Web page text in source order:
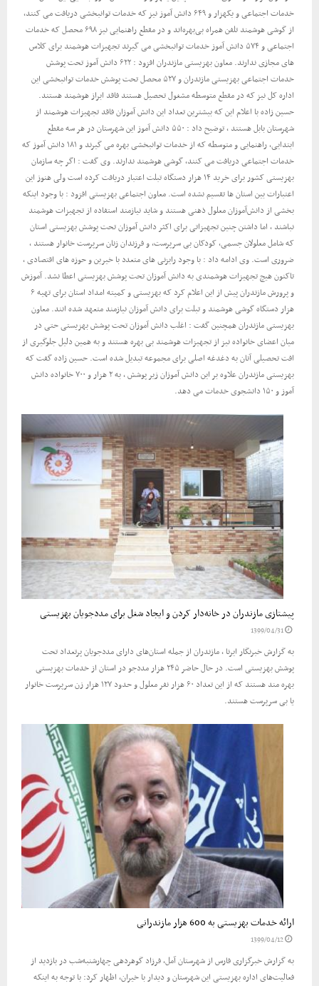
خدمات اجتماعی و یکهزار و ۶۴۹ دانش آموز نیز که خدمات توانبخشی دریافت می کنند،
از گوشی هوشمند تلفن همراه بی‌بهره‌اند و در مقطع راهنمایی نیز ۶۹۸ محصل که خدمات
اجتماعی و ۵۷۴ دانش آموز خدمات توانبخشی می گیرند تجهیزات هوشمند برای کلاس
های مجازی ندارند. معاون بهزیستی مازندران افزود : ۶۲۲ دانش آموز تحت پوشش
خدمات اجتماعی بهزیستی مازندران و ۵۲۷ محصل تحت پوشش خدمات توانبخشی این
اداره کل نیز که در مقطع متوسطه مشغول تحصیل هستند فاقد ابراز هوشمند هستند.
حسین زاده با اعلام این که بیشترین تعداد این دانش آموزان فاقد تجهیزات هوشمند از
شهرستان بابل هستند ، توضیح داد : ۵۵۰ دانش آموز این شهرستان در هر سه مقطع
ابتدایی، راهنمایی و متوسطه که از خدمات توانبخشی بهره می گیرند و ۱۸۱ دانش آموز که
خدمات اجتماعی دریافت می کنند، گوشی هوشمند ندارند. وی گفت : اگر چه سازمان
بهزیستی کشور برای خرید ۱۴ هزار دستگاه تبلت اعتبار دریافت کرده است ولی هنوز این
اعتبارات بین استان ها تقسیم نشده است. معاون اجتماعی بهزیستی افزود : با وجود اینکه
بخشی از دانش‌آموزان معلول ذهنی هستند و شاید نیازمند استفاده از تجهیزات هوشمند
نباشند ، اما داشتن چنین تجهیزاتی برای اکثر دانش آموزان تحت پوشش بهزیستی استان
که شامل معلولان جسمی، کودکان بی سرپرست، و فرزندان زنان سرپرست خانوار هستند ،
ضروری است. وی ادامه داد : با وجود رایزنی های متعدد با خیرین و حوزه های اقتصادی ،
تاکنون هیچ تجهیزات هوشمندی به دانش آموزان تحت پوشش بهزیستی اعطا نشد. آموزش
و پرورش مازندران پیش از این اعلام کرد که بهزیستی و کمیته امداد استان برای تهیه ۶
هزار دستگاه گوشی هوشمند و تبلت برای دانش آموزان نیازمند متعهد شده انند. معاون
بهزیستی مازندران همچنین گفت : اغلب دانش آموزان تحت پوشش بهزیستی حتی در
میان اعضای خانواده نیز از تجهیزات هوشمند بی بهره هستند و به همین دلیل جلوگیری از
افت تحصیلی آنان به دغدغه اصلی برای مجموعه تبدیل شده است. حسین زاده گفت که
بهزیستی مازندران علاوه بر این دانش آموزان زیر پوشش ، به ۲ هزار و ۷۰۰ خانواده دانش
آموز و ۱۵۰ دانشجوی خدمات می دهد.
پیشتازی مازندران در خانه‌دار کردن و ایجاد شغل برای مددجویان بهزیستی
1399/04/31
به گزارش خبرنگار ایرنا ، مازندران از جمله استان‌های دارای مددجویان پرتعداد تحت
پوشش بهزیستی است. در حال حاضر ۲۴۵ هزار مددجو در استان از خدمات بهزیستی
بهره مند هستند که از این تعداد ۶۰ هزار نفر معلول و حدود ۱۲۷ هزار زن سرپرست خانوار
یا بی سرپرست هستند.
ارائه خدمات بهزیستی به 600 هزار مازندرانی
1399/04/12
به گزارش خبرگزاری فارس از شهرستان آمل، فرزاد گوهردهی چهارشنبه‌شب در بازدید از
فعالیت‌های اداره بهزیستی این شهرستان و دیدار با خیران، اظهار کرد: با توجه به اینکه